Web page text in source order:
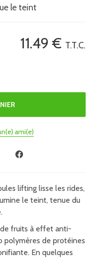
le teint
11.49 € T.T.C.
ami(e)
lifting lisse les rides,
le teint, tenue du
fruits à effet anti-
polymères de protéines
En quelques